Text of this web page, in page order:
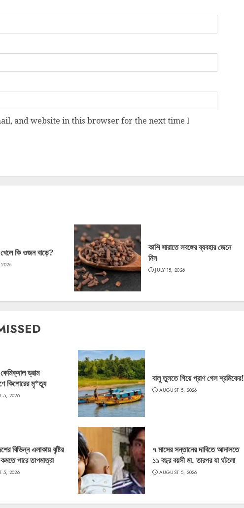
and website in this browser for the next time I
কি ওজন বাড়ে?
2026
কাশি সারাতে লবঙ্গের ব্যবহার জেনে
নিন
JULY 15, 2026
কেমিক্যাল ড্রাম
কিশোরের মৃ*ত্যু
5, 2026
বালু তুলতে গিয়ে প্রাণ গেল শ্রমিকের!
AUGUST 5, 2026
বিভিন্ন এলাকায় বৃষ্টির
পারে তাপমাত্রা
5, 2026
৭ মাসের সন্তানের দাবিতে আদালতে
১১ বছর বয়সী মা, তারপর যা ঘটলো
AUGUST 5, 2026